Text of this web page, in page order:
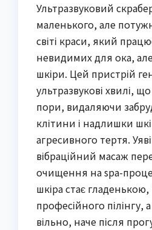
Ультразвуковий
маленького, але
світі краси, який
невидимих для ока,
шкіри. Цей пристрій
ультразвукові хвилі,
пори, видаляючи
клітини і надлишки
агресивного тертя.
вібраційний масаж
очищення на spa-
шкіра стає гладенькою,
професійного пілінгу,
вільно, наче після